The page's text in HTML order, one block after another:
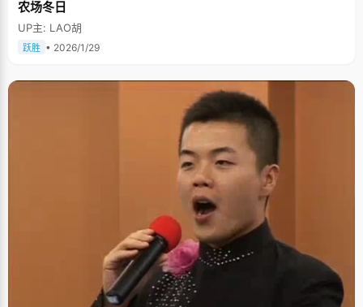
农场冬日
UP主: LAO胡
跃胜 • 2026/1/29